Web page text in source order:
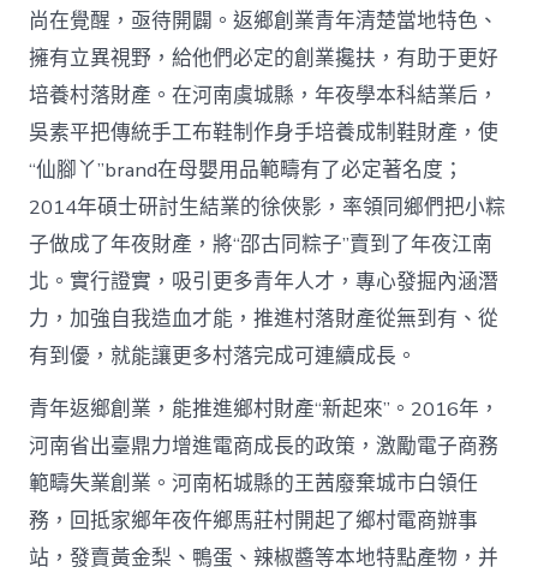
尚在覺醒，亟待開闢。返鄉創業青年清楚當地特色、
擁有立異視野，給他們必定的創業攙扶，有助于更好
培養村落財產。在河南虞城縣，年夜學本科結業后，
吳素平把傳統手工布鞋制作身手培養成制鞋財產，使
“仙腳丫”brand在母嬰用品範疇有了必定著名度；
2014年碩士研討生結業的徐俠影，率領同鄉們把小粽
子做成了年夜財產，將“邵古同粽子”賣到了年夜江南
北。實行證實，吸引更多青年人才，專心發掘內涵潛
力，加強自我造血才能，推進村落財產從無到有、從
有到優，就能讓更多村落完成可連續成長。
青年返鄉創業，能推進鄉村財產“新起來”。2016年，
河南省出臺鼎力增進電商成長的政策，激勵電子商務
範疇失業創業。河南柘城縣的王茜廢棄城市白領任
務，回抵家鄉年夜仵鄉馬莊村開起了鄉村電商辦事
站，發賣黃金梨、鴨蛋、辣椒醬等本地特點產物，并